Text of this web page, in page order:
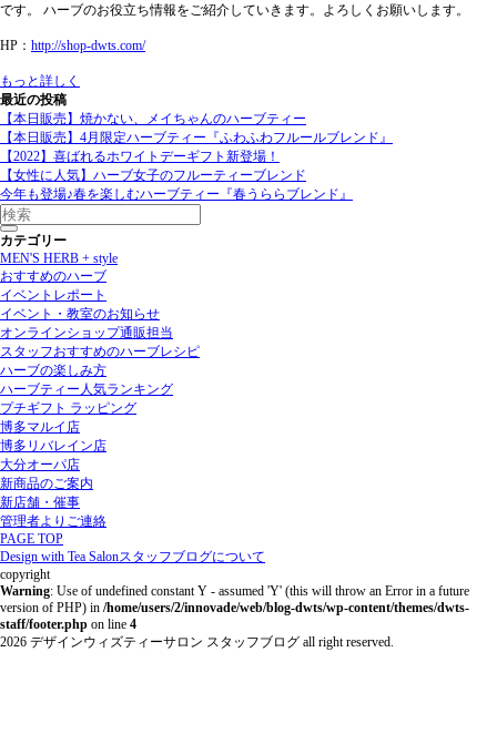
です。 ハーブのお役立ち情報をご紹介していきます。よろしくお願いします。
HP： http://shop-dwts.com/
もっと詳しく
最近の投稿
【本日販売】焼かない、メイちゃんのハーブティー
【本日販売】4月限定ハーブティー『ふわふわフルールブレンド』
【2022】喜ばれるホワイトデーギフト新登場！
【女性に人気】ハーブ女子のフルーティーブレンド
今年も登場♪春を楽しむハーブティー『春うららブレンド』
カテゴリー
MEN'S HERB + style
おすすめのハーブ
イベントレポート
イベント・教室のお知らせ
オンラインショップ通販担当
スタッフおすすめのハーブレシピ
ハーブの楽しみ方
ハーブティー人気ランキング
プチギフト ラッピング
博多マルイ店
博多リバレイン店
大分オーパ店
新商品のご案内
新店舗・催事
管理者よりご連絡
PAGE TOP
Design with Tea Salonスタッフブログについて
copyright
Warning: Use of undefined constant Y - assumed 'Y' (this will throw an Error in a future
version of PHP) in /home/users/2/innovade/web/blog-dwts/wp-content/themes/dwts-
staff/footer.php on line 4
2026 デザインウィズティーサロン スタッフブログ all right reserved.